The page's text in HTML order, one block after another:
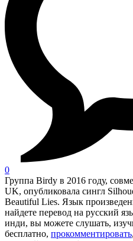
0
Группа Birdy в 2016 году,
UK, опубликовала сингл
Beautiful Lies. Язык
найдете перевод на русский
инди, вы можете слушать,
бесплатно, прокомментировать